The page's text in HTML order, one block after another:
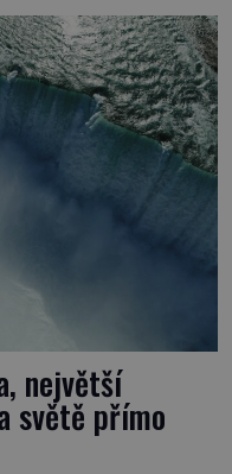
jsou jedny z míst,
Uznávaná
prozkoumat
možná doposud
největší
světě přímo